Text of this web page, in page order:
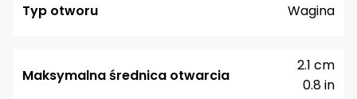
Typ otworu Wagina
Maksymalna średnica otwarcia
0.8 in
2.1 cm